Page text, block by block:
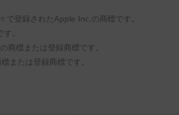
登録されたApple Inc.の商標です。
。
商標または登録商標です。
または登録商標です。